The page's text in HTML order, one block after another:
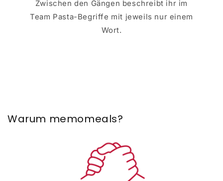
Zwischen den Gängen beschreibt ihr im
Team Pasta-Begriffe mit jeweils nur einem
Wort.
Warum memomeals?